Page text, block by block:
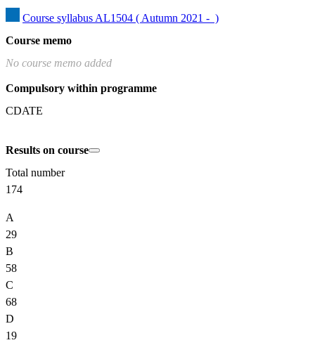
Course syllabus AL1504 ( Autumn 2021 -  )
Course memo
No course memo added
Compulsory within programme
CDATE
Results on course
Total number
174
A
29
B
58
C
68
D
19